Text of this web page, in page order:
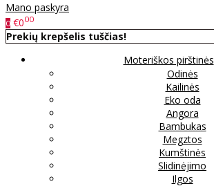
Mano paskyra
0 €000
Prekių krepšelis tuščias!
Moteriškos pirštinės
Odinės
Kailinės
Eko oda
Angora
Bambukas
Megztos
Kumštinės
Slidinėjimo
Ilgos